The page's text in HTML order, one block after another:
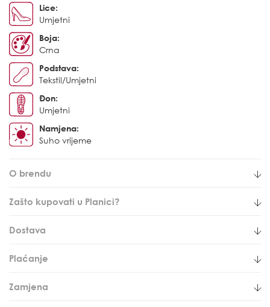
Lice:
Umjetni
Boja:
Crna
Podstava:
Tekstil/Umjetni
Đon:
Umjetni
Namjena:
Suho vrijeme
O brendu
Zašto kupovati u Planici?
Dostava
Plaćanje
Zamjena